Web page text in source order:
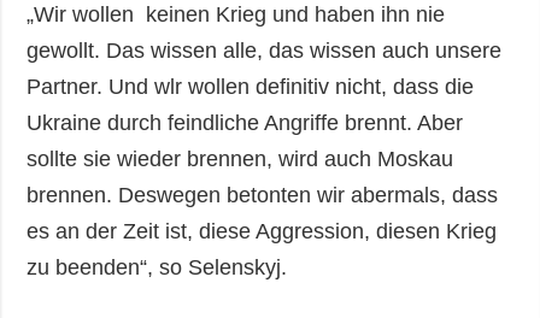
Video
„Wir wollen keinen Krieg und haben ihn nie
gewollt. Das wissen alle, das wissen auch unsere
Partner. Und wlr wollen definitiv nicht, dass die
Ukraine durch feindliche Angriffe brennt. Aber
sollte sie wieder brennen, wird auch Moskau
brennen. Deswegen betonten wir abermals, dass
es an der Zeit ist, diese Aggression, diesen Krieg
zu beenden“, so Selenskyj.